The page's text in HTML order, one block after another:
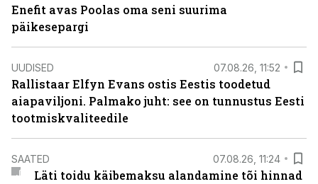
Enefit avas Poolas oma seni suurima
päikesepargi
UUDISED 07.08.26, 11:52
Rallistaar Elfyn Evans ostis Eestis toodetud
aiapaviljoni. Palmako juht: see on tunnustus Eesti
tootmiskvaliteedile
SAATED 07.08.26, 11:24
Läti toidu käibemaksu alandamine tõi hinnad